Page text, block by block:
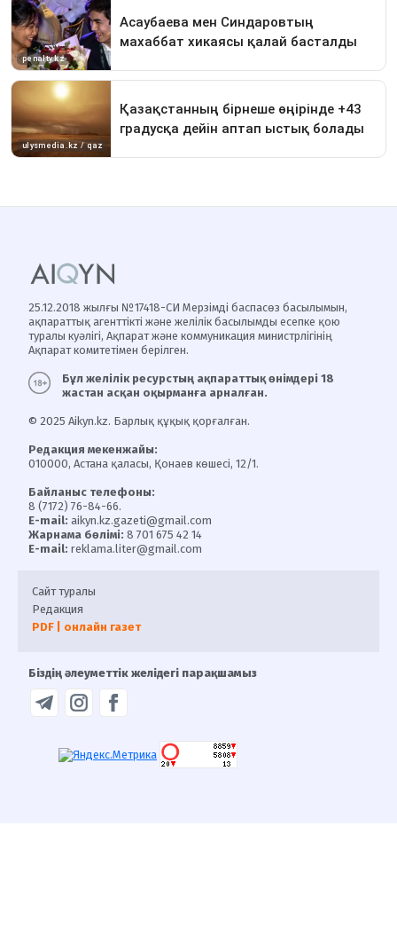
25.12.2018 жылғы №17418-СИ Мерзімді баспасөз басылымын,
ақпараттық агенттікті және желілік басылымды есепке қою
туралы куәлігі, Ақпарат және коммуникация министрлігінің
Ақпарат комитетімен берілген.
Бұл желілік ресурстың ақпараттық өнімдері 18
жастан асқан оқырманға арналған.
© 2025 Aikyn.kz. Барлық құқық қорғалған.
Редакция мекенжайы:
010000, Астана қаласы, Қонаев көшесі, 12/1.
Байланыс телефоны:
8 (7172) 76-84-66.
E-mail: aikyn.kz.gazeti@gmail.com
Жарнама бөлімі: 8 701 675 42 14
E-mail: reklama.liter@gmail.com
Сайт туралы
Редакция
PDF | онлайн газет
Біздің әлеуметтік желідегі парақшамыз